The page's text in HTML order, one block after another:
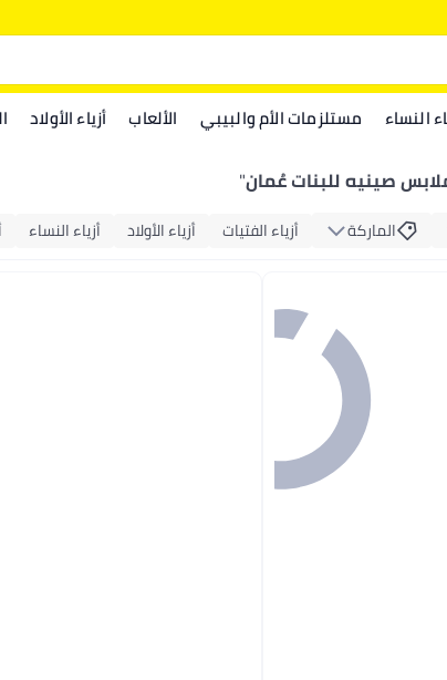
النساء مستلزمات الأم والبيبي الألعاب أزياء الأولاد
صينيه للبنات عُمان"
الماركة أزياء الفتيات أزياء الأولاد أزياء النساء